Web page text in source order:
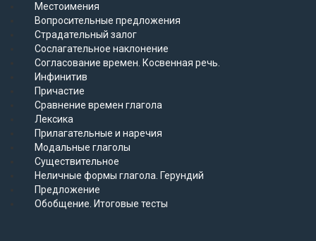
Местоимения
Вопросительные предложения
Страдательный залог
Сослагательное наклонение
Согласование времен. Косвенная речь.
Инфинитив
Причастие
Сравнение времен глагола
Лексика
Прилагательные и наречия
Модальные глаголы
Существительное
Неличные формы глагола. Герундий
Предложение
Обобщение. Итоговые тесты